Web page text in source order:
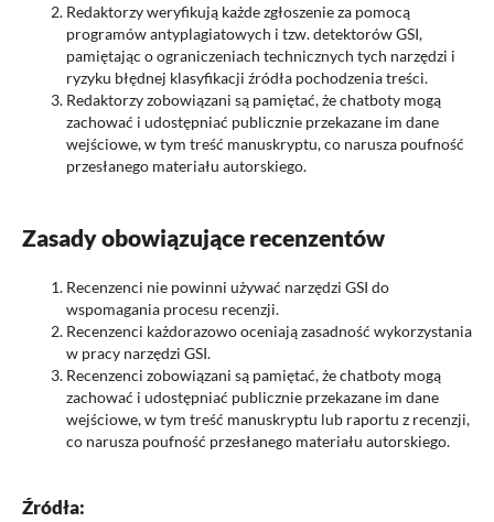
Redaktorzy weryfikują każde zgłoszenie za pomocą
programów antyplagiatowych i tzw. detektorów GSI,
pamiętając o ograniczeniach technicznych tych narzędzi i
ryzyku błędnej klasyfikacji źródła pochodzenia treści.
Redaktorzy zobowiązani są pamiętać, że chatboty mogą
zachować i udostępniać publicznie przekazane im dane
wejściowe, w tym treść manuskryptu, co narusza poufność
przesłanego materiału autorskiego.
Zasady obowiązujące recenzentów
Recenzenci nie powinni używać narzędzi GSI do
wspomagania procesu recenzji.
Recenzenci każdorazowo oceniają zasadność wykorzystania
w pracy narzędzi GSI.
Recenzenci zobowiązani są pamiętać, że chatboty mogą
zachować i udostępniać publicznie przekazane im dane
wejściowe, w tym treść manuskryptu lub raportu z recenzji,
co narusza poufność przesłanego materiału autorskiego.
Źródła: